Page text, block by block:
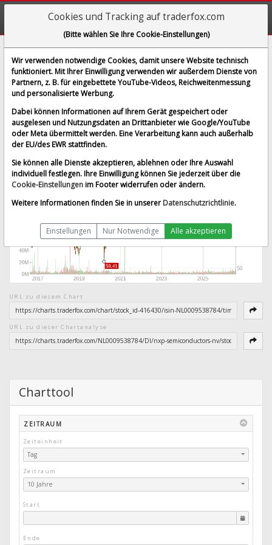
NXP Semiconductors NV
[NXPI | WKN A1C5WJ | ISIN NL0009538784]
239,944 $ 3,52 %
Echtzeit-Aktienkurs vom 07.08.2026 um 19:59 Uhr
Echtzeit USD Splitbereinigt
URL zu diesem Chart
URL zu dieser Chartanalyse
Charttool
ZEITRAUM
Zeiteinheit
Tag
Zeitraum
10 Jahre
Start
Ende
Cookies und Tracking auf traderfox.com
(Bitte wählen Sie Ihre Cookie-Einstellungen)
Wir verwenden notwendige Cookies, damit unsere Website technisch
funktioniert. Mit Ihrer Einwilligung verwenden wir außerdem Dienste von
Partnern, z. B. für eingebettete YouTube-Videos, Reichweitenmessung
und personalisierte Werbung.
Dabei können Informationen auf Ihrem Gerät gespeichert oder
ausgelesen und Nutzungsdaten an Drittanbieter wie Google/YouTube
oder Meta übermittelt werden. Eine Verarbeitung kann auch außerhalb
der EU/des EWR stattfinden.
Sie können alle Dienste akzeptieren, ablehnen oder Ihre Auswahl
individuell festlegen. Ihre Einwilligung können Sie jederzeit über die
Cookie-Einstellungenim Footer widerrufen oder ändern.
Weitere Informationen finden Sie in unserer Datenschutzrichtlinie.
Einstellungen Nur Notwendige Alle akzeptieren